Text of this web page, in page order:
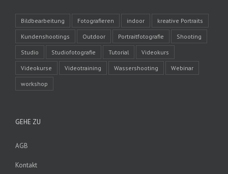
Bildbearbeitung Fotografieren indoor kreative Portraits
Kundenshootings Outdoor Portraitfotografie Shooting
Studio Studiofotografie Tutorial Videokurs
Videokurse Videotraining Wassershooting Webinar
workshop
GEHE ZU
AGB
Kontakt